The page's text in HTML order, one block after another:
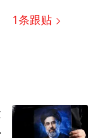
1条跟贴